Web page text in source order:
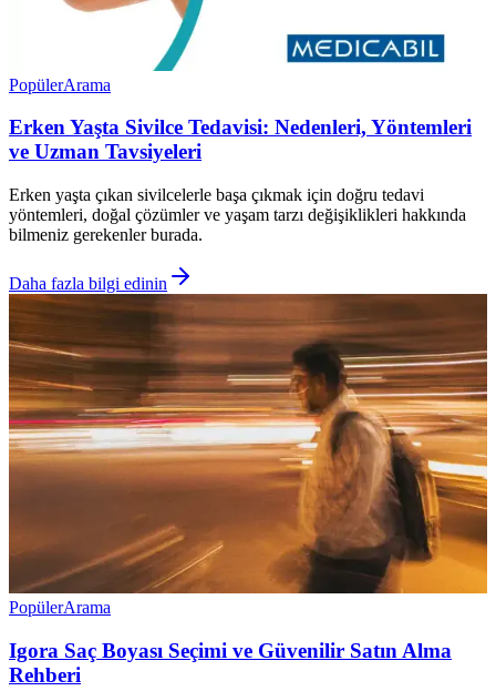
PopülerArama
Erken Yaşta Sivilce Tedavisi: Nedenleri, Yöntemleri
ve Uzman Tavsiyeleri
Erken yaşta çıkan sivilcelerle başa çıkmak için doğru tedavi
yöntemleri, doğal çözümler ve yaşam tarzı değişiklikleri hakkında
bilmeniz gerekenler burada.
Daha fazla bilgi edinin
PopülerArama
Igora Saç Boyası Seçimi ve Güvenilir Satın Alma
Rehberi